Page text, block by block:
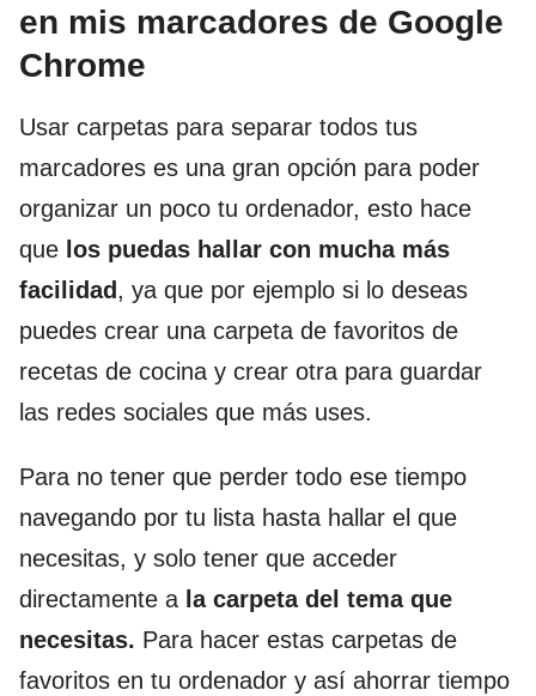
en mis marcadores de Google
Chrome
Usar carpetas para separar todos tus
marcadores es una gran opción para poder
organizar un poco tu ordenador, esto hace
que los puedas hallar con mucha más
facilidad , ya que por ejemplo si lo deseas
puedes crear una carpeta de favoritos de
recetas de cocina y crear otra para guardar
las redes sociales que más uses.
Para no tener que perder todo ese tiempo
navegando por tu lista hasta hallar el que
necesitas, y solo tener que acceder
directamente a la carpeta del tema que
necesitas. Para hacer estas carpetas de
favoritos en tu ordenador y así ahorrar tiempo